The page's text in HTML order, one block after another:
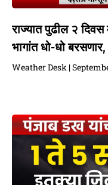
राज्यात पुढील २ दिवस
भागांत धो-धो
Weather Desk